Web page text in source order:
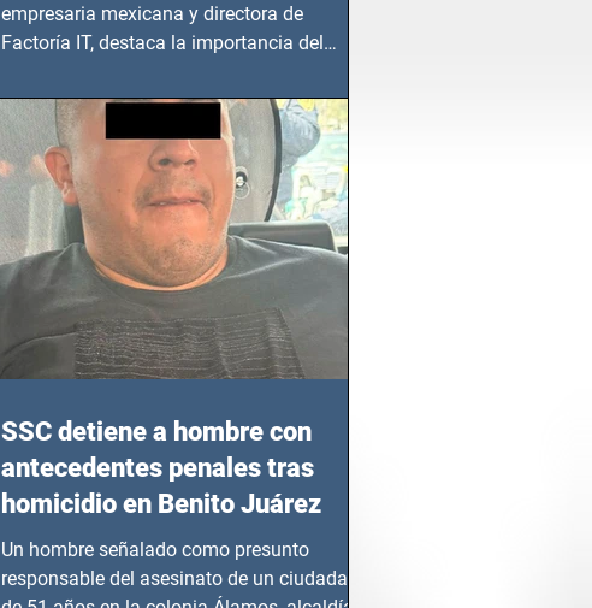
empresaria mexicana y directora de
Factoría IT, destaca la importancia del
SSC detiene a hombre con
antecedentes penales tras
homicidio en Benito Juárez
Un hombre señalado como presunto
responsable del asesinato de un ciudadano